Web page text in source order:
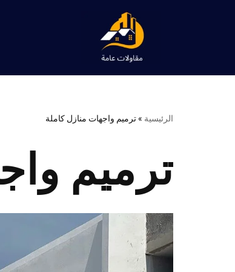
الرئيسية »ترميم واجهات منازل كاملة
ترميم